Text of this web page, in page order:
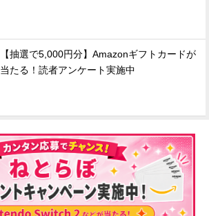
【抽選で5,000円分】Amazonギフトカードが
当たる！読者アンケート実施中